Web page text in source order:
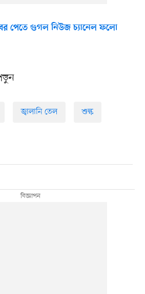
পেতে গুগল নিউজ চ্যানেল ফলো
জ্বালানি তেল শুল্ক